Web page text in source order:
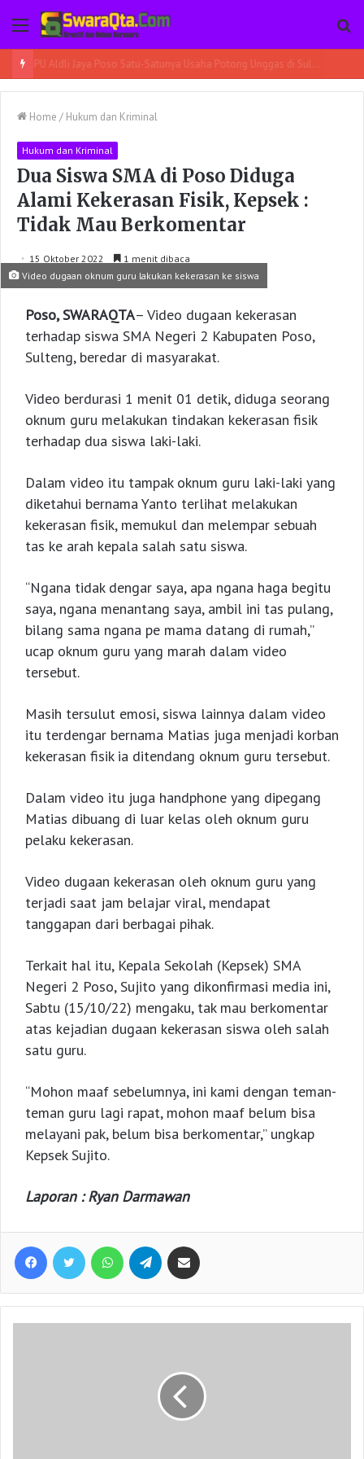
Menu
Home / Hukum dan Kriminal
Hukum dan Kriminal
Dua Siswa SMA di Poso Diduga
Alami Kekerasan Fisik, Kepsek :
Tidak Mau Berkomentar
15 Oktober 2022
1 menit dibaca
Video dugaan oknum guru lakukan kekerasan ke siswa
Poso, SWARAQTA– Video dugaan kekerasan
terhadap siswa SMA Negeri 2 Kabupaten Poso,
Sulteng, beredar di masyarakat.
Video berdurasi 1 menit 01 detik, diduga seorang
oknum guru melakukan tindakan kekerasan fisik
terhadap dua siswa laki-laki.
Dalam video itu tampak oknum guru laki-laki yang
diketahui bernama Yanto terlihat melakukan
kekerasan fisik, memukul dan melempar sebuah
tas ke arah kepala salah satu siswa.
“Ngana tidak dengar saya, apa ngana haga begitu
saya, ngana menantang saya, ambil ini tas pulang,
bilang sama ngana pe mama datang di rumah,”
ucap oknum guru yang marah dalam video
tersebut.
Masih tersulut emosi, siswa lainnya dalam video
itu terdengar bernama Matias juga menjadi korban
kekerasan fisik ia ditendang oknum guru tersebut.
Dalam video itu juga handphone yang dipegang
Matias dibuang di luar kelas oleh oknum guru
pelaku kekerasan.
Video dugaan kekerasan oleh oknum guru yang
terjadi saat jam belajar viral, mendapat
tanggapan dari berbagai pihak.
Terkait hal itu, Kepala Sekolah (Kepsek) SMA
Negeri 2 Poso, Sujito yang dikonfirmasi media ini,
Sabtu (15/10/22) mengaku, tak mau berkomentar
atas kejadian dugaan kekerasan siswa oleh salah
satu guru.
“Mohon maaf sebelumnya, ini kami dengan teman-
teman guru lagi rapat, mohon maaf belum bisa
melayani pak, belum bisa berkomentar,” ungkap
Kepsek Sujito.
Laporan : Ryan Darmawan
Facebook Twitter WhatsApp Telegram